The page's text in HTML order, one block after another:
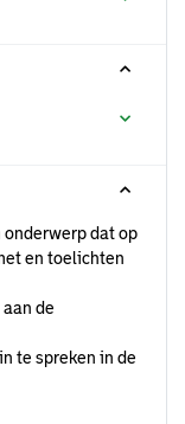
onderwerp dat op
en toelichten
de
te spreken in de